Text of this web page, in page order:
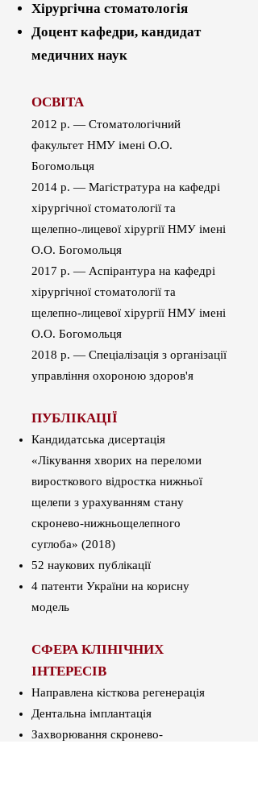
Хірургічна стоматологія
Доцент кафедри, кандидат
медичних наук
ОСВІТА
2012 р. — Стоматологічний
факультет НМУ імені О.О.
Богомольця
2014 р. — Магістратура на кафедрі
хірургічної стоматології та
щелепно-лицевої хірургії НМУ імені
О.О. Богомольця
2017 р. — Аспірантура на кафедрі
хірургічної стоматології та
щелепно-лицевої хірургії НМУ імені
О.О. Богомольця
2018 р. — Спеціалізація з організації
управління охороною здоров'я
ПУБЛІКАЦІЇ
Кандидатська дисертація
«Лікування хворих на переломи
виросткового відростка нижньої
щелепи з урахуванням стану
скронево-нижньощелепного
суглоба» (2018)
52 наукових публікації
4 патенти України на корисну
модель
СФЕРА КЛІНІЧНИХ
ІНТЕРЕСІВ
Направлена кісткова регенерація
Дентальна імплантація
Захворювання скронево-